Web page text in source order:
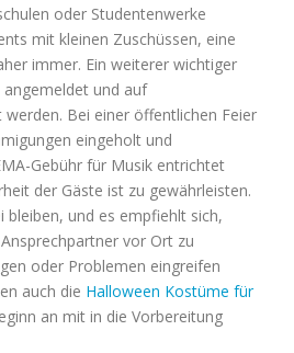
oder Studentenwerke
mit kleinen Zuschüssen, eine
immer. Ein weiterer wichtiger
und auf
Bei einer öffentlichen Feier
eingeholt und
Gebühr für Musik entrichtet
der Gäste ist zu gewährleisten.
bleiben, und es empfiehlt sich,
vor Ort zu
oder Problemen eingreifen
auch die Halloween Kostüme für
an mit in die Vorbereitung